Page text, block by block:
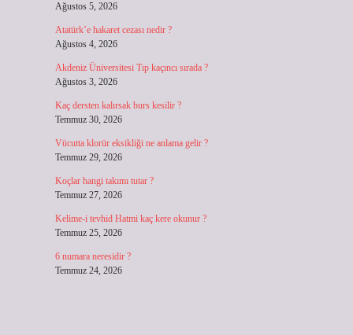
Ağustos 5, 2026
Atatürk’e hakaret cezası nedir ?
Ağustos 4, 2026
Akdeniz Üniversitesi Tıp kaçıncı sırada ?
Ağustos 3, 2026
Kaç dersten kalırsak burs kesilir ?
Temmuz 30, 2026
Vücutta klorür eksikliği ne anlama gelir ?
Temmuz 29, 2026
Koçlar hangi takımı tutar ?
Temmuz 27, 2026
Kelime-i tevhid Hatmi kaç kere okunur ?
Temmuz 25, 2026
6 numara neresidir ?
Temmuz 24, 2026